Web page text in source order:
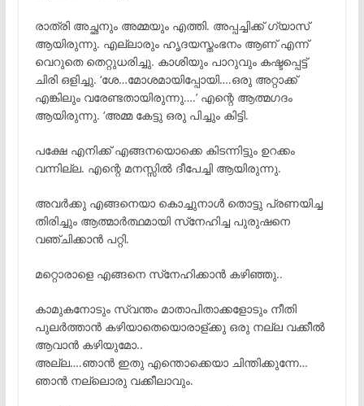
രാത്രി അച്ഛനും അമ്മയും എത്തി. അപ്പച്ചിക്ക് ഗ്യാസ്
ആയിരുന്നു. എല്ലാരും ഹൃദയസ്തംഭനം ആണ് എന്ന്
വെറുതെ തെറ്റുധരിച്ചു. കാശിയും പാറുവും കഷ്ടപ്പെട്ട്
ചിരി ഒളിച്ചു. ‘ശേ…മോശമായിപ്പോയി….ഒരു അറ്റാക്ക്
എങ്കിലും വരേണ്ടതായിരുന്നു….’ എന്റെ ആത്മഗദം
ആയിരുന്നു. ‘അമ്മ കേട്ടു ഒരു പിച്ചും കിട്ടി.
പക്ഷേ എനിക്ക് എങ്ങനയൊക്കെ കിടന്നിട്ടും ഉറക്കം
വന്നില്ല. എന്റെ മനസ്സിൽ ദീപേച്ചി ആയിരുന്നു.
അവർക്കു എങ്ങനെയാ കൊച്ചുനാൾ തൊട്ടു പ്രണയിച്ച
തിരിച്ചും ആത്മാർത്ഥമായി സ്‌നേഹിച്ച പുരുഷനെ
വഞ്ചിക്കാൻ പറ്റി.
മറ്റൊരാളെ എങ്ങനെ സ്‌നേഹിക്കാൻ കഴിഞ്ഞു..
കാമുകനോടും സ്വന്തം മാതാപിതാക്കളോടും നീതി
പുലർത്താൻ കഴിയാതെയൊരാള്ക്കു ഒരു നല്ല വക്കീൽ
ആവാൻ കഴിയുമോ..
അല്ല….ഞാൻ ഇതു എന്തൊക്കെയാ ചിന്തിക്കുന്നേ…
ഞാൻ നല്ലൊരു വക്കീലാവും.